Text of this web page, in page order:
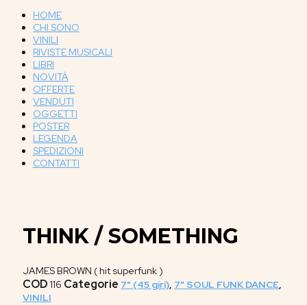
HOME
CHI SONO
VINILI
RIVISTE MUSICALI
LIBRI
NOVITÀ
OFFERTE
VENDUTI
OGGETTI
POSTER
LEGENDA
SPEDIZIONI
CONTATTI
THINK / SOMETHING
JAMES BROWN ( hit superfunk )
COD 116 Categorie 7" (45 giri), 7" SOUL FUNK DANCE,
VINILI